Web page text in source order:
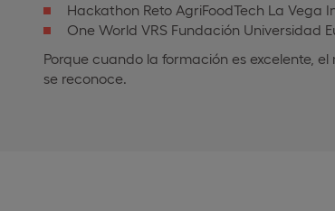
Hackathon Reto AgriFoodTech La Vega
One World VRS Fundación Universidad
Porque cuando la formación es excelente,
se reconoce.